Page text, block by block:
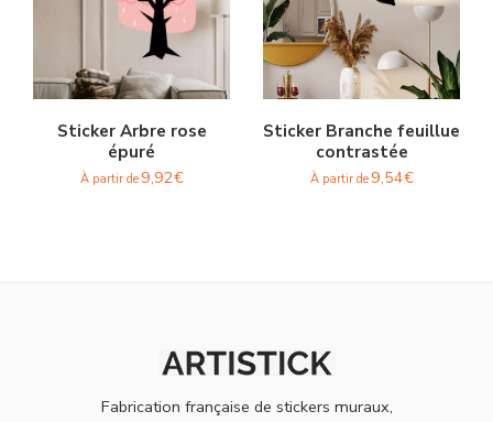
Sticker Arbre rose
épuré
À partir de9,92€
Sticker Branche feuillue
contrastée
À partir de9,54€
Fabrication française de stickers muraux,